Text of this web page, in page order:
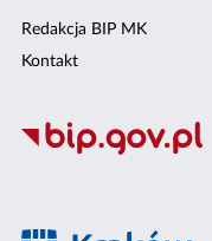
Redakcja BIP MK
Kontakt